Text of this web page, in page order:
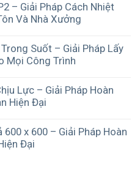
– Giải Pháp Cách Nhiệt
Và Nhà Xưởng
Suốt – Giải Pháp Lấy
Mọi Công Trình
Lực – Giải Pháp Hoàn
Hiện Đại
x 600 – Giải Pháp Hoàn
Đại